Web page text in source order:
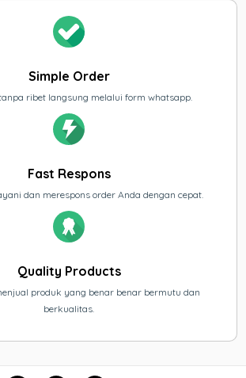
Simple Order
ribet langsung melalui form whatsapp.
Fast Respons
dan merespons order Anda dengan cepat.
Quality Products
produk yang benar benar bermutu dan
berkualitas.